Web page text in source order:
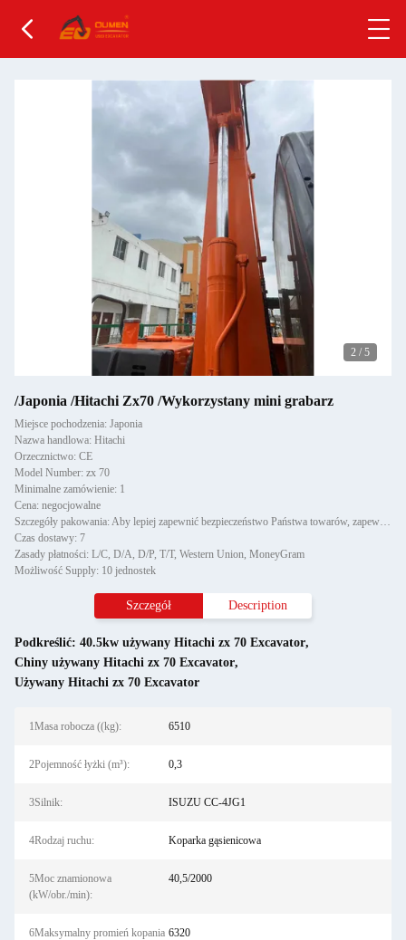
2 / 5
/Japonia /Hitachi Zx70 /Wykorzystany mini grabarz
Miejsce pochodzenia: Japonia
Nazwa handlowa: Hitachi
Orzecznictwo: CE
Model Number: zx 70
Minimalne zamówienie: 1
Cena: negocjowalne
Szczegóły pakowania: Aby lepiej zapewnić bezpieczeństwo Państwa towarów, zapewnimy profesjonalną, przyjazną dla środowisk
Czas dostawy: 7
Zasady płatności: L/C, D/A, D/P, T/T, Western Union, MoneyGram
Możliwość Supply: 10 jednostek
Szczegół Description
Podkreślić: 40.5kw używany Hitachi zx 70 Excavator,
Chiny używany Hitachi zx 70 Excavator,
Używany Hitachi zx 70 Excavator
1Masa robocza ((kg): 6510
2Pojemność łyżki (m³): 0,3
3Silnik: ISUZU CC-4JG1
4Rodzaj ruchu: Koparka gąsienicowa
5Moc znamionowa
(kW/obr./min):
40,5/2000
6Maksymalny promień kopania 6320